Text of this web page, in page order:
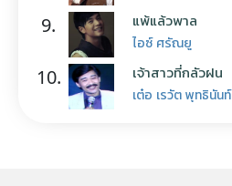
9. แพ้แล้วพาล
ไอซ์ ศรัณยู
10. เจ้าสาวที่กลัวฝน
เต๋อ เรวัต พุทธินันท์